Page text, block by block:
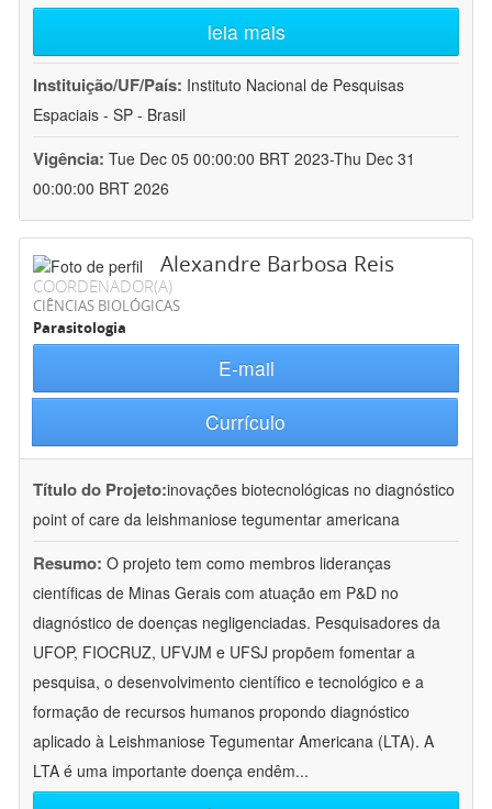
leia mais
Instituição/UF/País: Instituto Nacional de Pesquisas
Espaciais - SP - Brasil
Vigência: Tue Dec 05 00:00:00 BRT 2023-Thu Dec 31
00:00:00 BRT 2026
Alexandre Barbosa Reis
COORDENADOR(A)
CIÊNCIAS BIOLÓGICAS
Parasitologia
E-mail
Currículo
Título do Projeto:inovações biotecnológicas no diagnóstico
point of care da leishmaniose tegumentar americana
Resumo: O projeto tem como membros lideranças
científicas de Minas Gerais com atuação em P&D no
diagnóstico de doenças negligenciadas. Pesquisadores da
UFOP, FIOCRUZ, UFVJM e UFSJ propõem fomentar a
pesquisa, o desenvolvimento científico e tecnológico e a
formação de recursos humanos propondo diagnóstico
aplicado à Leishmaniose Tegumentar Americana (LTA). A
LTA é uma importante doença endêm...